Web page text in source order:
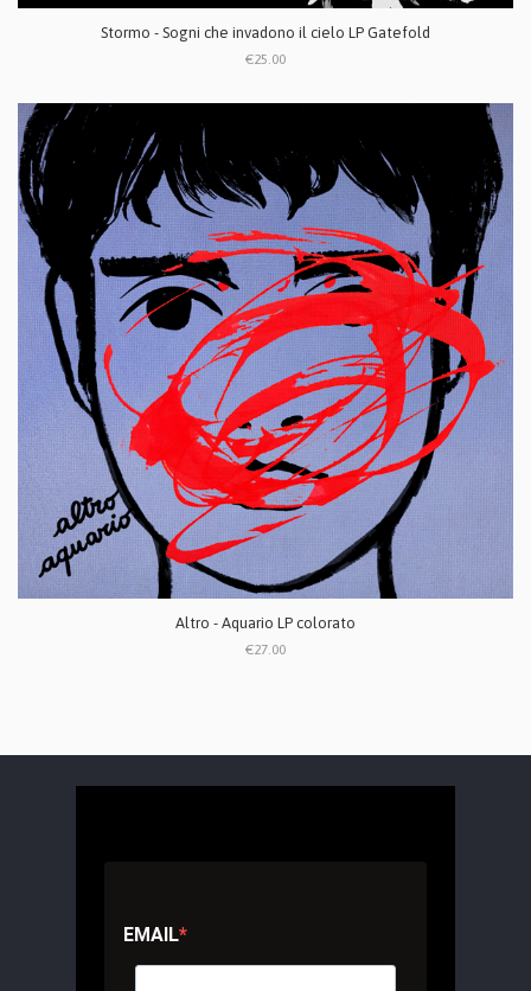
Stormo - Sogni che invadono il cielo LP Gatefold
€25.00
Altro - Aquario LP colorato
€27.00
EMAIL